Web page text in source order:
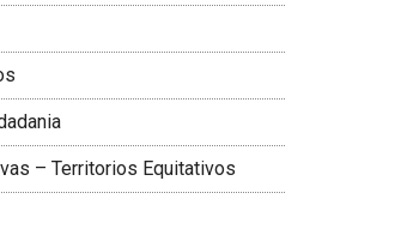
– Territorios Equitativos